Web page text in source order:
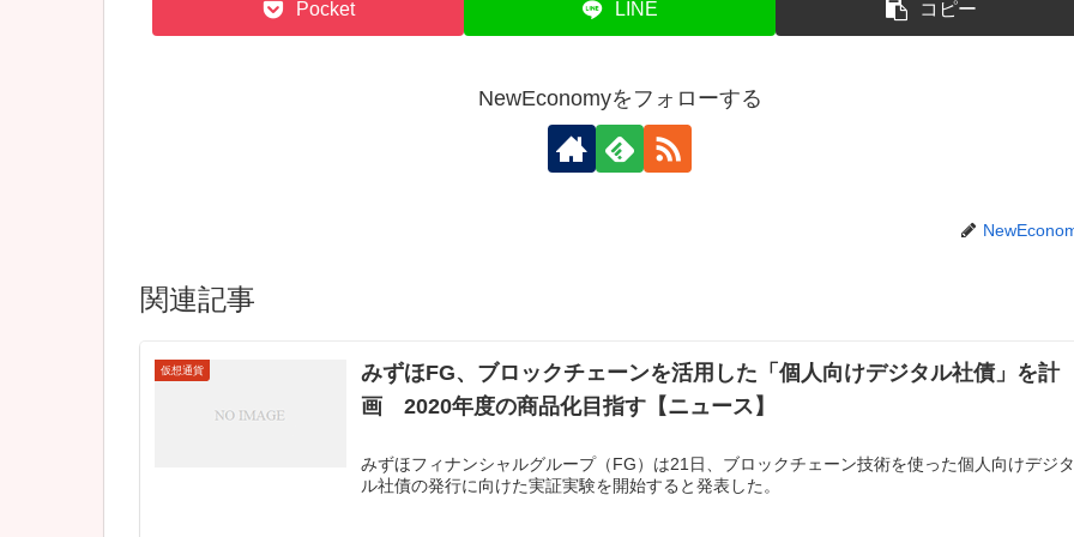
Pocket LINE コピー
NewEconomyをフォローする
関連記事
仮想通貨
みずほFG、ブロックチェーンを活用した「個人向けデジタル社債」を計
画 2020年度の商品化目指す【ニュース】
みずほフィナンシャルグループ（FG）は21日、ブロックチェーン技術を使った個人向けデジ
ル社債の発行に向けた実証実験を開始すると発表した。